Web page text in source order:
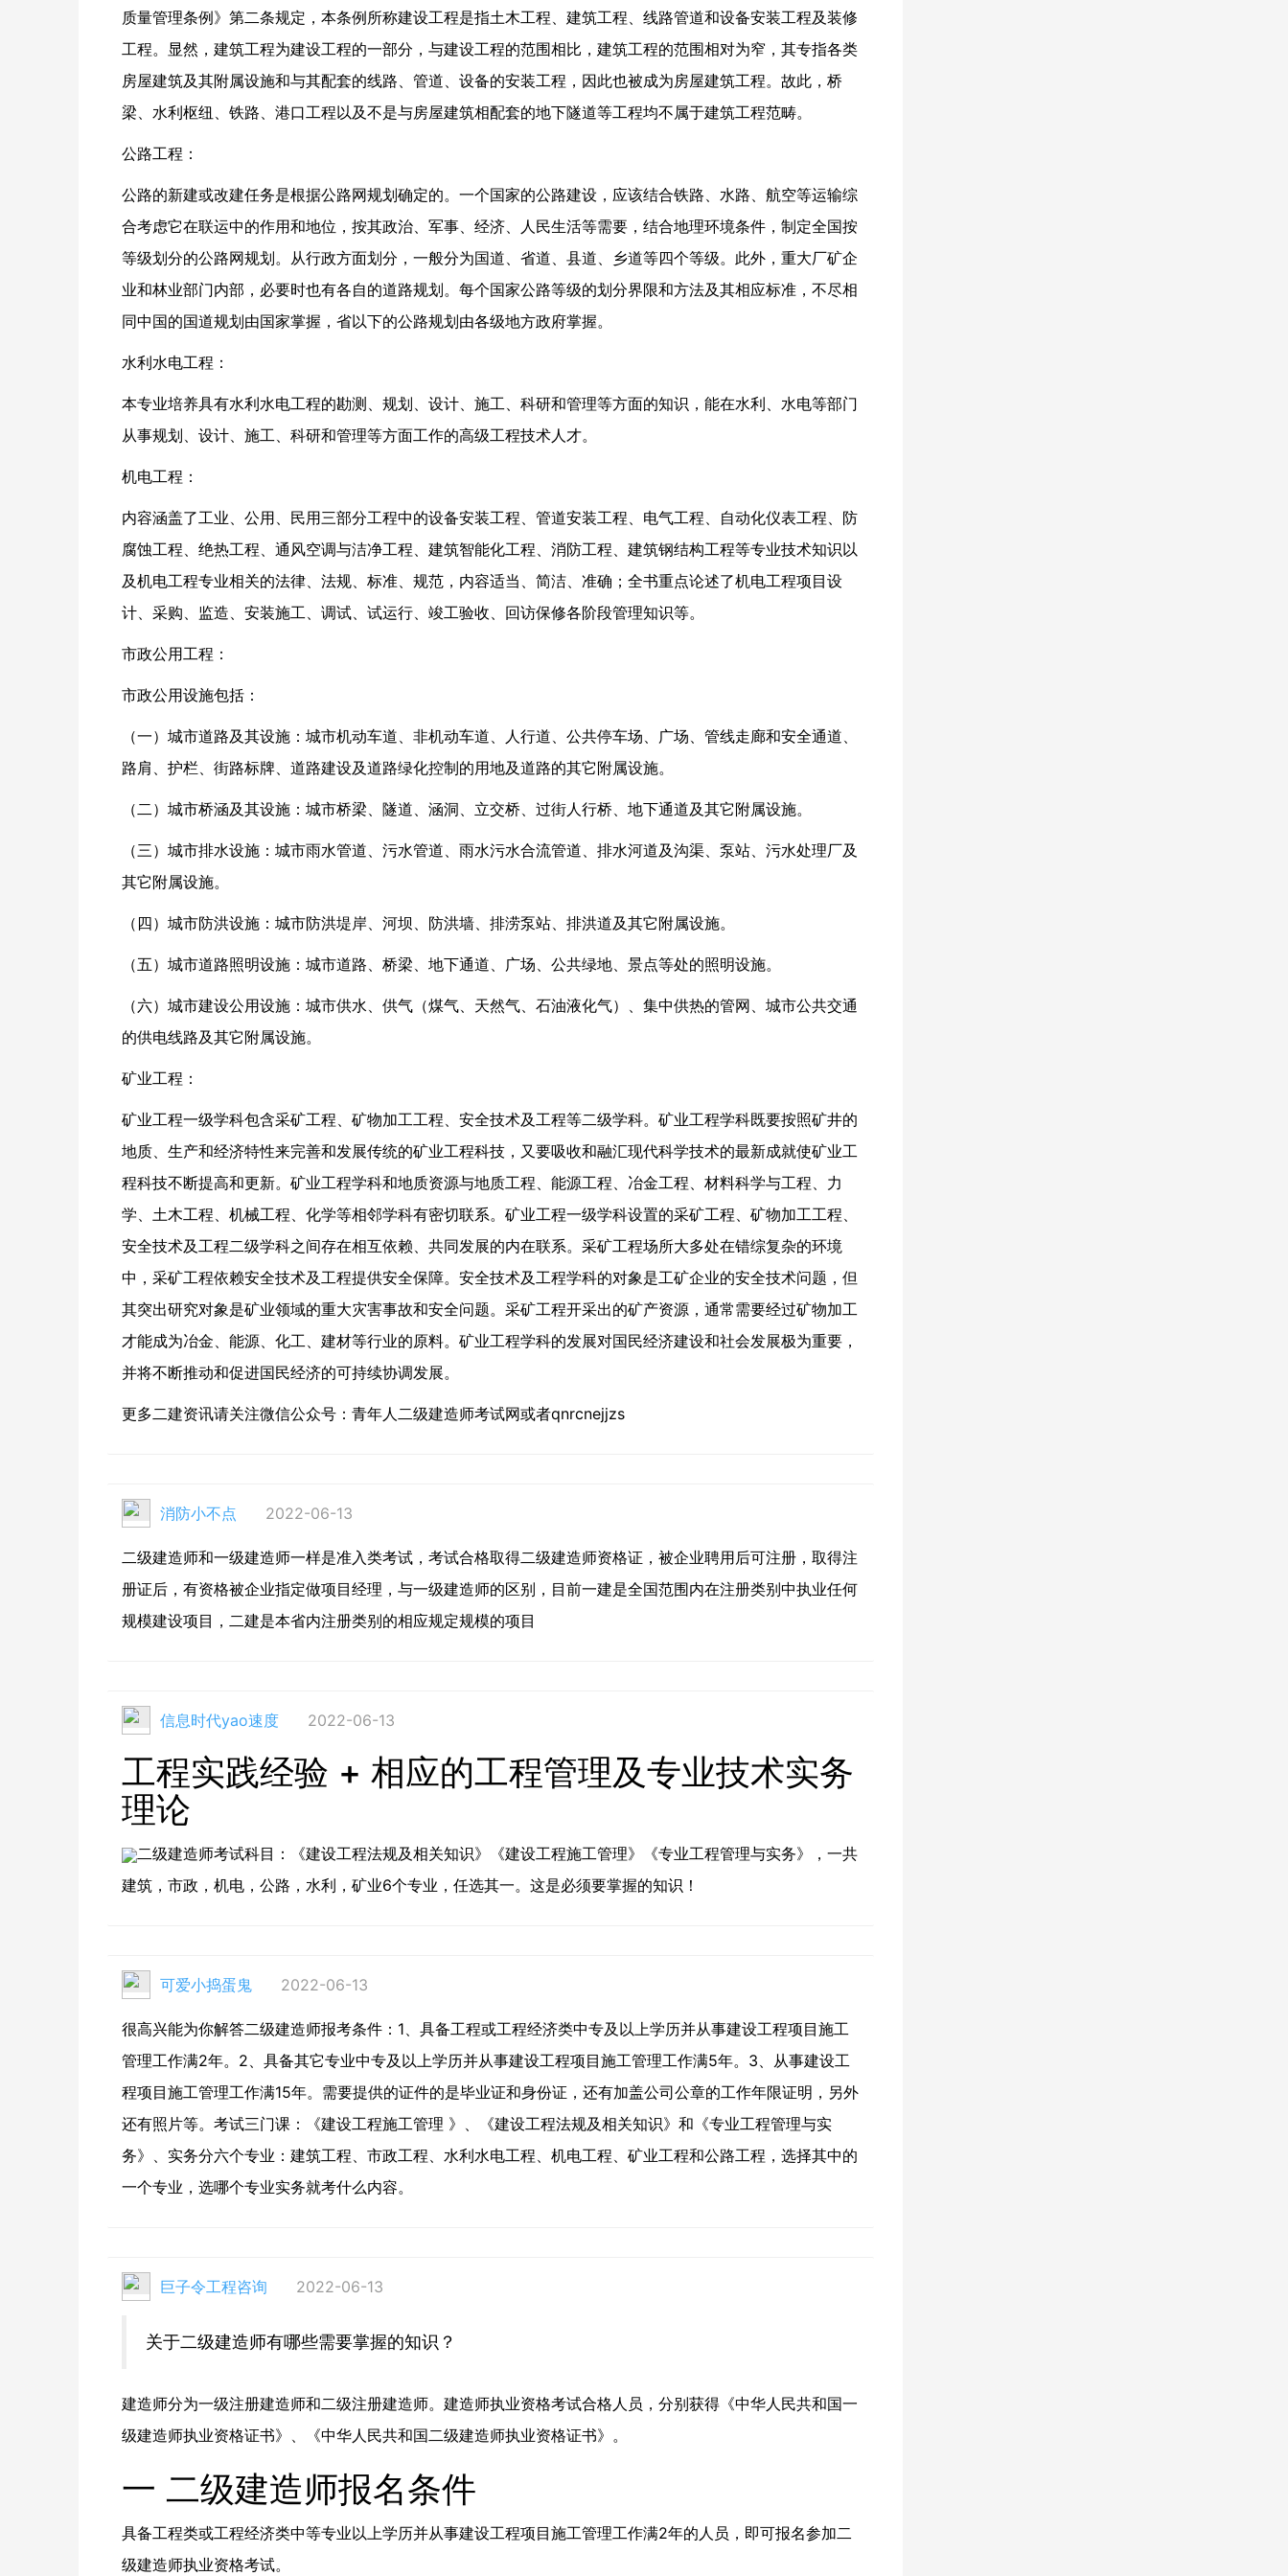
质量管理条例》第二条规定，本条例所称建设工程是指土木工程、建筑工程、线路管道和设备安装工程及装修
工程。显然，建筑工程为建设工程的一部分，与建设工程的范围相比，建筑工程的范围相对为窄，其专指各类
房屋建筑及其附属设施和与其配套的线路、管道、设备的安装工程，因此也被成为房屋建筑工程。故此，桥
梁、水利枢纽、铁路、港口工程以及不是与房屋建筑相配套的地下隧道等工程均不属于建筑工程范畴。
公路工程：
公路的新建或改建任务是根据公路网规划确定的。一个国家的公路建设，应该结合铁路、水路、航空等运输综
合考虑它在联运中的作用和地位，按其政治、军事、经济、人民生活等需要，结合地理环境条件，制定全国按
等级划分的公路网规划。从行政方面划分，一般分为国道、省道、县道、乡道等四个等级。此外，重大厂矿企
业和林业部门内部，必要时也有各自的道路规划。每个国家公路等级的划分界限和方法及其相应标准，不尽相
同中国的国道规划由国家掌握，省以下的公路规划由各级地方政府掌握。
水利水电工程：
本专业培养具有水利水电工程的勘测、规划、设计、施工、科研和管理等方面的知识，能在水利、水电等部门
从事规划、设计、施工、科研和管理等方面工作的高级工程技术人才。
机电工程：
内容涵盖了工业、公用、民用三部分工程中的设备安装工程、管道安装工程、电气工程、自动化仪表工程、防
腐蚀工程、绝热工程、通风空调与洁净工程、建筑智能化工程、消防工程、建筑钢结构工程等专业技术知识以
及机电工程专业相关的法律、法规、标准、规范，内容适当、简洁、准确；全书重点论述了机电工程项目设
计、采购、监造、安装施工、调试、试运行、竣工验收、回访保修各阶段管理知识等。
市政公用工程：
市政公用设施包括：
（一）城市道路及其设施：城市机动车道、非机动车道、人行道、公共停车场、广场、管线走廊和安全通道、
路肩、护栏、街路标牌、道路建设及道路绿化控制的用地及道路的其它附属设施。
（二）城市桥涵及其设施：城市桥梁、隧道、涵洞、立交桥、过街人行桥、地下通道及其它附属设施。
（三）城市排水设施：城市雨水管道、污水管道、雨水污水合流管道、排水河道及沟渠、泵站、污水处理厂及
其它附属设施。
（四）城市防洪设施：城市防洪堤岸、河坝、防洪墙、排涝泵站、排洪道及其它附属设施。
（五）城市道路照明设施：城市道路、桥梁、地下通道、广场、公共绿地、景点等处的照明设施。
（六）城市建设公用设施：城市供水、供气（煤气、天然气、石油液化气）、集中供热的管网、城市公共交通
的供电线路及其它附属设施。
矿业工程：
矿业工程一级学科包含采矿工程、矿物加工工程、安全技术及工程等二级学科。矿业工程学科既要按照矿井的
地质、生产和经济特性来完善和发展传统的矿业工程科技，又要吸收和融汇现代科学技术的最新成就使矿业工
程科技不断提高和更新。矿业工程学科和地质资源与地质工程、能源工程、冶金工程、材料科学与工程、力
学、土木工程、机械工程、化学等相邻学科有密切联系。矿业工程一级学科设置的采矿工程、矿物加工工程、
安全技术及工程二级学科之间存在相互依赖、共同发展的内在联系。采矿工程场所大多处在错综复杂的环境
中，采矿工程依赖安全技术及工程提供安全保障。安全技术及工程学科的对象是工矿企业的安全技术问题，但
其突出研究对象是矿业领域的重大灾害事故和安全问题。采矿工程开采出的矿产资源，通常需要经过矿物加工
才能成为冶金、能源、化工、建材等行业的原料。矿业工程学科的发展对国民经济建设和社会发展极为重要，
并将不断推动和促进国民经济的可持续协调发展。
更多二建资讯请关注微信公众号：青年人二级建造师考试网或者qnrcnejjzs
消防小不点 2022-06-13
二级建造师和一级建造师一样是准入类考试，考试合格取得二级建造师资格证，被企业聘用后可注册，取得注
册证后，有资格被企业指定做项目经理，与一级建造师的区别，目前一建是全国范围内在注册类别中执业任何
规模建设项目，二建是本省内注册类别的相应规定规模的项目
信息时代yao速度 2022-06-13
工程实践经验 + 相应的工程管理及专业技术实务
理论
二级建造师考试科目：《建设工程法规及相关知识》《建设工程施工管理》《专业工程管理与实务》，一共
建筑，市政，机电，公路，水利，矿业6个专业，任选其一。这是必须要掌握的知识！
可爱小捣蛋鬼 2022-06-13
很高兴能为你解答二级建造师报考条件：1、具备工程或工程经济类中专及以上学历并从事建设工程项目施工
管理工作满2年。2、具备其它专业中专及以上学历并从事建设工程项目施工管理工作满5年。3、从事建设工
程项目施工管理工作满15年。需要提供的证件的是毕业证和身份证，还有加盖公司公章的工作年限证明，另外
还有照片等。考试三门课：《建设工程施工管理 》、《建设工程法规及相关知识》和《专业工程管理与实
务》、实务分六个专业：建筑工程、市政工程、水利水电工程、机电工程、矿业工程和公路工程，选择其中的
一个专业，选哪个专业实务就考什么内容。
巨子令工程咨询 2022-06-13
关于二级建造师有哪些需要掌握的知识？
建造师分为一级注册建造师和二级注册建造师。建造师执业资格考试合格人员，分别获得《中华人民共和国一
级建造师执业资格证书》、《中华人民共和国二级建造师执业资格证书》。
一 二级建造师报名条件
具备工程类或工程经济类中等专业以上学历并从事建设工程项目施工管理工作满2年的人员，即可报名参加二
级建造师执业资格考试。